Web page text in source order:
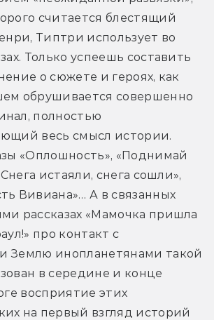
считается блестящий
Типтри использует во
Только успеешь составить
о сюжете и героях, как
обрушивается совершенно
полностью
весь смысл истории.
«Оплошность», «Поднимай
истаяли, снега сошли»,
Вивиана»… А в связанных
рассказах «Мамочка пришла
про контакт с
Землю инопланетянами такой
в середине и конце
восприятие этих
на первый взгляд историй